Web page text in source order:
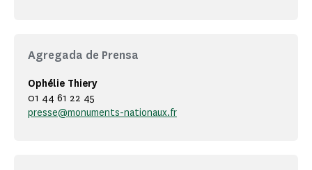
Agregada de Prensa
Ophélie Thiery
01 44 61 22 45
presse@monuments-nationaux.fr